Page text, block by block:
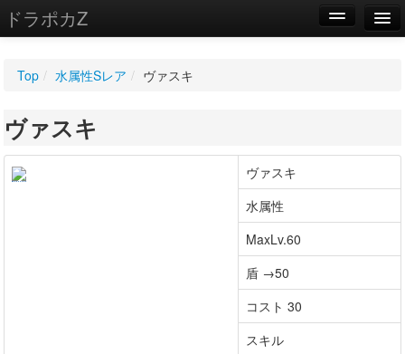
ドラポカZ
WIKI
設定
Top / 水属性Sレア / ヴァスキ
ヴァスキ
ヴァスキ
水属性
MaxLv.60
盾 →50
コスト 30
スキル